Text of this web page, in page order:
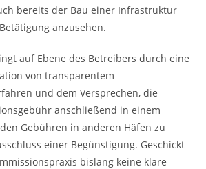
bereits der Bau einer Infrastruktur
anzusehen.
auf Ebene des Betreibers durch eine
von transparentem
und dem Versprechen, die
anschließend in einem
Gebühren in anderen Häfen zu
einer Begünstigung. Geschickt
bislang keine klare